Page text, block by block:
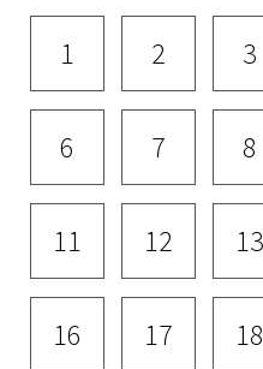
1 2 3
6 7 8
11 12 13
16 17 18